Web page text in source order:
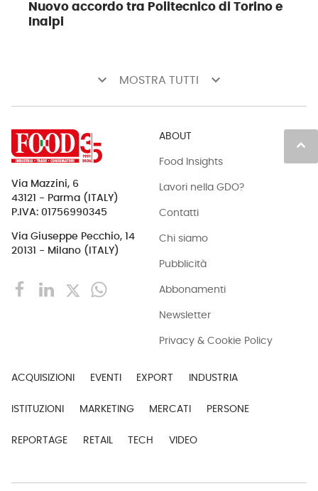
Nuovo accordo tra Politecnico di Torino e
Inalpi
keyboard_arrow_down MOSTRA TUTTI keyboard_arrow_down
keyboard_arrow_up
Via Mazzini, 6
43121 - Parma (ITALY)
P.IVA: 01756990345
Via Giuseppe Pecchio, 14
20131 - Milano (ITALY)
ABOUT
Food Insights
Lavori nella GDO?
Contatti
Chi siamo
Pubblicità
Abbonamenti
Newsletter
Privacy & Cookie Policy
ACQUISIZIONI EVENTI EXPORT INDUSTRIA
ISTITUZIONI MARKETING MERCATI PERSONE
REPORTAGE RETAIL TECH VIDEO